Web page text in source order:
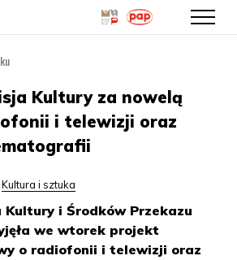
treści
Kultury za nowelą
i telewizji oraz
Kultura i sztuka
Kultury i Środków Przekazu
we wtorek projekt
o radiofonii i telewizji oraz